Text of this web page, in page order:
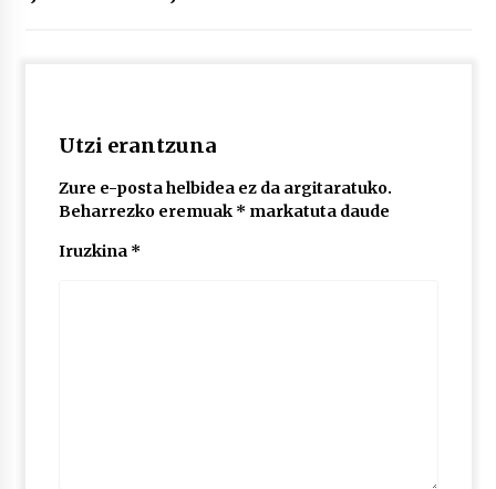
2026/07/03
Utzi erantzuna
Zure e-posta helbidea ez da argitaratuko.
Beharrezko eremuak * markatuta daude
Iruzkina *